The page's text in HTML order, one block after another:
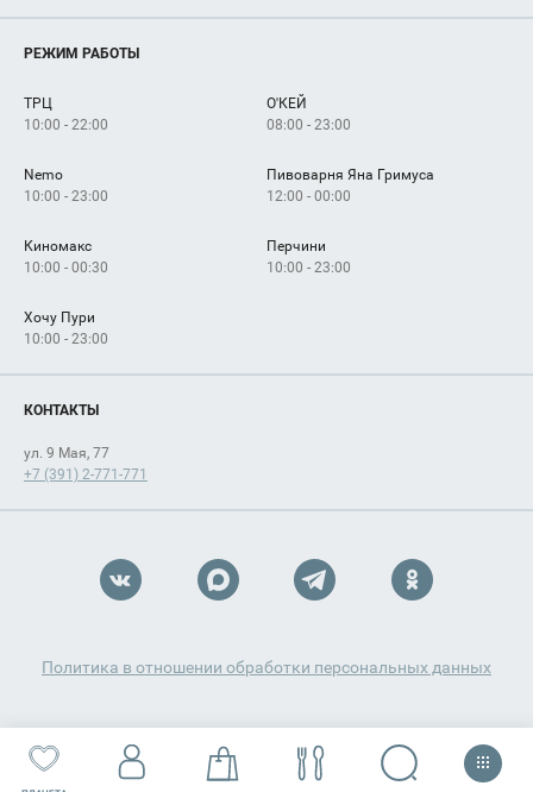
Магазины
Услуги
Рекламодателям
Как добраться
РЕЖИМ РАБОТЫ
ТРЦ
10:00 - 22:00
О'КЕЙ
08:00 - 23:00
Nemo
10:00 - 23:00
Пивоварня Яна Гримуса
12:00 - 00:00
Киномакс
10:00 - 00:30
Перчини
10:00 - 23:00
Хочу Пури
10:00 - 23:00
КОНТАКТЫ
ул. 9 Мая, 77
+7 (391) 2-771-771
Политика в отношении обработки персональных данных